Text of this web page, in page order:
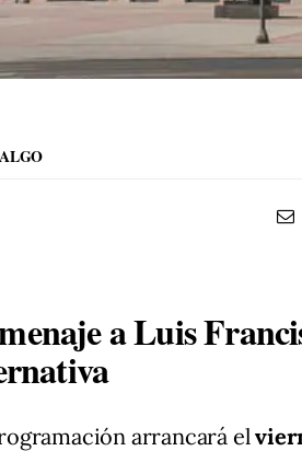
a Luis
arrancará el